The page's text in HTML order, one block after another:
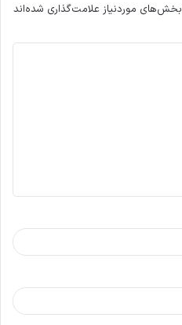
بخش‌های موردنیاز علامت‌گذاری شده‌اند